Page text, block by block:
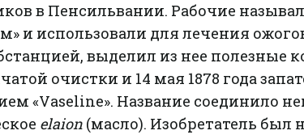
в Пенсильвании. Рабочие
и использовали для лечения
выделил из нее полезные
очистки и 14 мая 1878 года
«Vaseline». Название соединило
elaion (масло). Изобретатель был